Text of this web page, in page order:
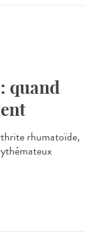
quand
rhumatoïde,